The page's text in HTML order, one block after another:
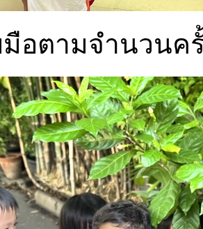
มือตามจำนวนค